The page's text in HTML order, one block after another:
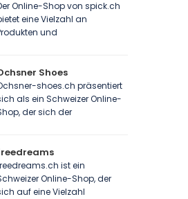
Online-Shop von spick.ch
eine Vielzahl an
und
Shoes
shoes.ch präsentiert
als ein Schweizer Online-
der sich der
ist ein
Online-Shop, der
auf eine Vielzahl